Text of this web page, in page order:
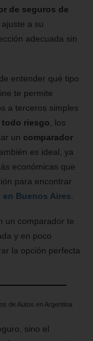
de seguros de
a su
adecuada sin
entender qué tipo
te permite
a terceros simples
todo riesgo , los
un comparador
es ideal, ya
económicas que
para encontrar
Buenos Aires
un comparador te
y en poco
la opción perfecta
de Autos en Argentina
sino el